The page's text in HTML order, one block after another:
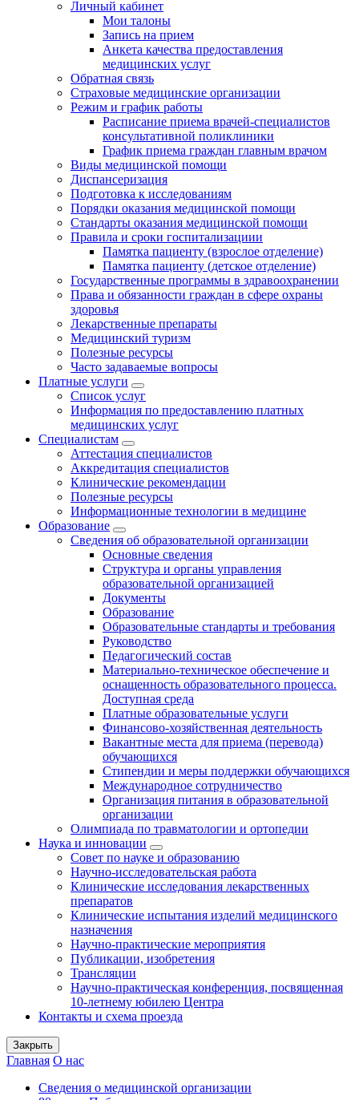
Личный кабинет
Мои талоны
Запись на прием
Анкета качества предоставления
медицинских услуг
Обратная связь
Страховые медицинские организации
Режим и график работы
Расписание приема врачей-специалистов
консультативной поликлиники
График приема граждан главным врачом
Виды медицинской помощи
Диспансеризация
Подготовка к исследованиям
Порядки оказания медицинской помощи
Стандарты оказания медицинской помощи
Правила и сроки госпитализациии
Памятка пациенту (взрослое отделение)
Памятка пациенту (детское отделение)
Государственные программы в здравоохранении
Права и обязанности граждан в сфере охраны
здоровья
Лекарственные препараты
Медицинский туризм
Полезные ресурсы
Часто задаваемые вопросы
Платные услуги
Список услуг
Информация по предоставлению платных
медицинских услуг
Специалистам
Аттестация специалистов
Аккредитация специалистов
Клинические рекомендации
Полезные ресурсы
Информационные технологии в медицине
Образование
Сведения об образовательной организации
Основные сведения
Структура и органы управления
образовательной организацией
Документы
Образование
Образовательные стандарты и требования
Руководство
Педагогический состав
Материально-техническое обеспечение и
оснащенность образовательного процесса.
Доступная среда
Платные образовательные услуги
Финансово-хозяйственная деятельность
Вакантные места для приема (перевода)
обучающихся
Стипендии и меры поддержки обучающихся
Международное сотрудничество
Организация питания в образовательной
организации
Олимпиада по травматологии и ортопедии
Наука и инновации
Совет по науке и образованию
Научно-исследовательская работа
Клинические исследования лекарственных
препаратов
Клинические испытания изделий медицинского
назначения
Научно-практические мероприятия
Публикации, изобретения
Трансляции
Научно-практическая конференция, посвященная
10-летнему юбилею Центра
Контакты и схема проезда
Закрыть
Главная О нас
Сведения о медицинской организации